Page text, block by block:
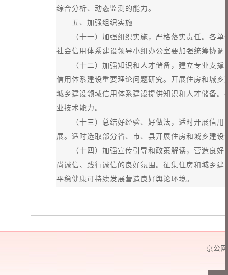
综合分析、动态监测的能力。
五、加强组织实施
（十一）加强组织实施，严格落实责任。各单
社会信用体系建设领导小组办公室要加强统筹协
（十二）加强知识和人才储备，建立专业支撑
信用体系建设重要理论问题研究。开展住房和城
城乡建设领域信用体系建设提供知识和人才储备
业技术能力。
（十三）总结好经验、好做法，适时开展信用
展。适时选取部分省、市、县开展住房和城乡建设
（十四）加强宣传引导和政策解读，营造良好
尚诚信、践行诚信的良好氛围。征集住房和城乡
平稳健康可持续发展营造良好舆论环境。
京公